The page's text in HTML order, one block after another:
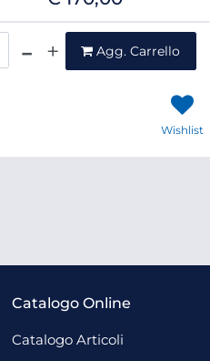
Agg. Carrello
Wishlist
Catalogo Online
Catalogo Articoli